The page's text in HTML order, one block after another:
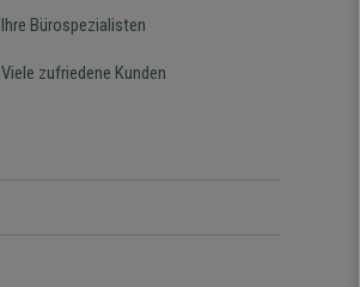
Ihre Bürospezialisten
Viele zufriedene Kunden